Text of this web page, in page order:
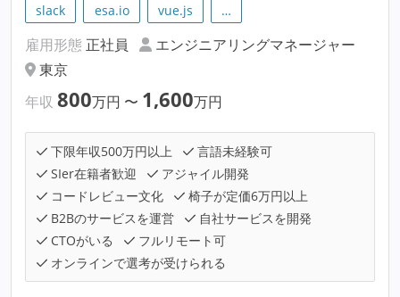
slack
esa.io vue.js …
雇用形態 正社員
エンジニアリングマネージャー
東京
年収 800万円 〜 1,600万円
下限年収500万円以上
言語未経験可
SIer在籍者歓迎
アジャイル開発
コードレビュー文化
椅子が定価6万円以上
B2Bのサービスを運営
自社サービスを開発
CTOがいる
フルリモート可
オンラインで選考が受けられる